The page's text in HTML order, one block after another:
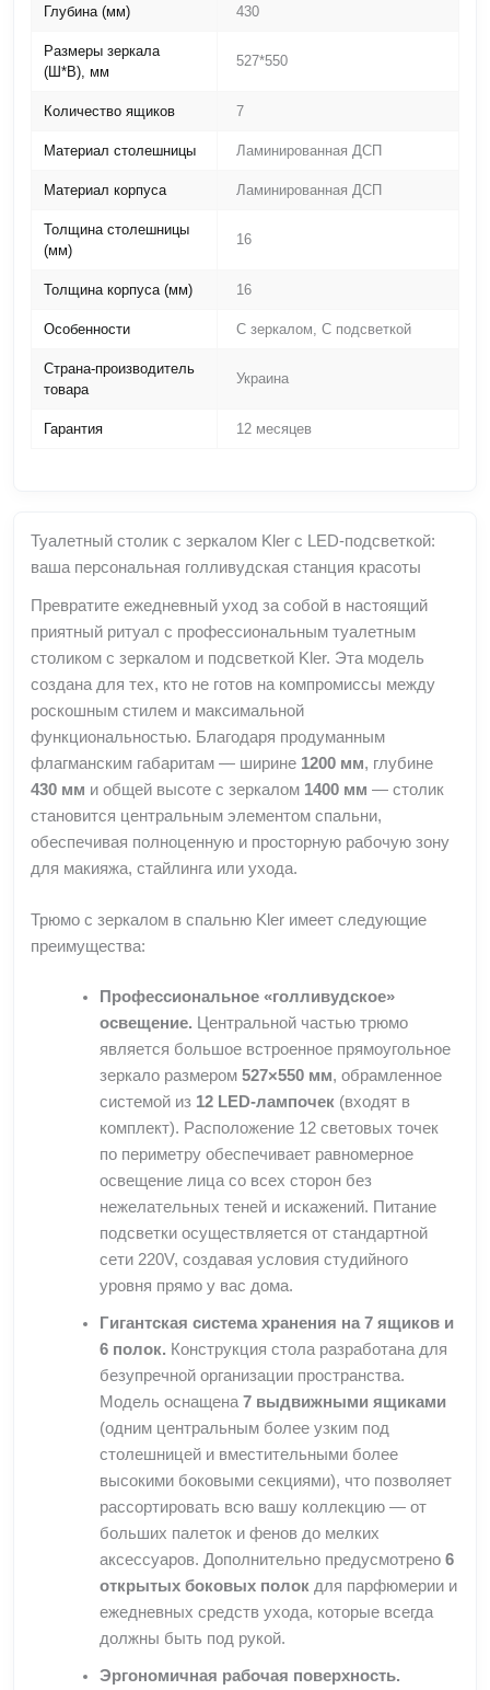
Глубина (мм) 430
Размеры зеркала
(Ш*В), мм
527*550
Количество ящиков 7
Материал столешницы Ламинированная ДСП
Материал корпуса Ламинированная ДСП
Толщина столешницы
(мм)
16
Толщина корпуса (мм) 16
Особенности С зеркалом, С подсветкой
Страна-производитель
товара
Украина
Гарантия 12 месяцев
Туалетный столик с зеркалом Kler с LED-подсветкой:
ваша персональная голливудская станция красоты
Превратите ежедневный уход за собой в настоящий
приятный ритуал с профессиональным туалетным
столиком с зеркалом и подсветкой Kler. Эта модель
создана для тех, кто не готов на компромиссы между
роскошным стилем и максимальной
функциональностью. Благодаря продуманным
флагманским габаритам — ширине 1200 мм, глубине
430 мм и общей высоте с зеркалом 1400 мм — столик
становится центральным элементом спальни,
обеспечивая полноценную и просторную рабочую зону
для макияжа, стайлинга или ухода.
Трюмо с зеркалом в спальню Kler имеет следующие
преимущества:
Профессиональное «голливудское»
освещение. Центральной частью трюмо
является большое встроенное прямоугольное
зеркало размером527×550 мм, обрамленное
системой из 12 LED-лампочек (входят в
комплект). Расположение 12 световых точек
по периметру обеспечивает равномерное
освещение лица со всех сторон без
нежелательных теней и искажений. Питание
подсветки осуществляется от стандартной
сети 220V, создавая условия студийного
уровня прямо у вас дома.
Гигантская система хранения на 7 ящиков и
6 полок. Конструкция стола разработана для
безупречной организации пространства.
Модель оснащена7 выдвижными ящиками
(одним центральным более узким под
столешницей и вместительными более
высокими боковыми секциями), что позволяет
рассортировать всю вашу коллекцию — от
больших палеток и фенов до мелких
аксессуаров. Дополнительно предусмотрено6
открытых боковых полок для парфюмерии и
ежедневных средств ухода, которые всегда
должны быть под рукой.
Эргономичная рабочая поверхность.